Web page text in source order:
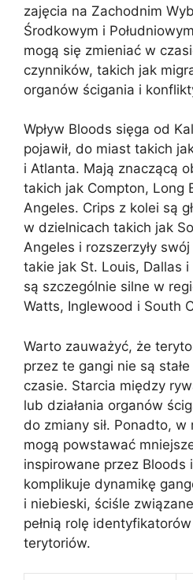
zajęcia na Zachodnim
Środkowym i
mogą się zmieniać w
czynników, takich jak
organów ścigania i
Wpływ Bloods sięga od
pojawił, do miast takich
i Atlanta. Mają znaczącą
takich jak Compton, Long
Angeles. Crips z kolei są
w dzielnicach takich jak
Angeles i rozszerzyły
takie jak St. Louis, Dallas
są szczególnie silne w
Watts, Inglewood i South
Warto zauważyć, że
przez te gangi nie są
czasie. Starcia między
lub działania organów
do zmiany sił. Ponadto, w
mogą powstawać
inspirowane przez
komplikuje dynamikę
i niebieski, ściśle
pełnią rolę
terytoriów.